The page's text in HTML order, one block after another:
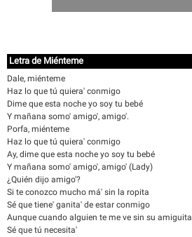
Letra de Miénteme
Dale, miénteme
Haz lo que tú quiera' conmigo
Dime que esta noche yo soy tu bebé
Y mañana somo' amigo', amigo'.
Porfa, miénteme
Haz lo que tú quiera' conmigo
Ay, dime que esta noche yo soy tu bebé
Y mañana somo' amigo', amigo' (Lady)
¿Quién dijo amigo'?
Si te conozco mucho má' sin la ropita
Sé que tiene' ganita' de estar conmigo
Aunque cuando alguien te me ve sin su amiguita
Sé que tú necesita'